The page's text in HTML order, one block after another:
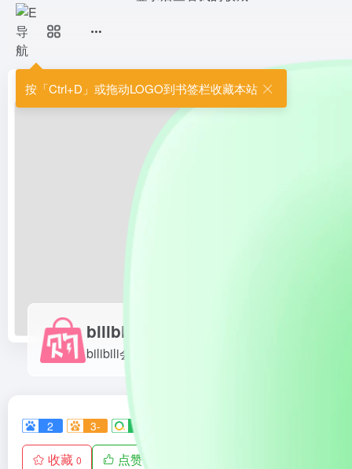
按「Ctrl+D」或拖动LOGO到书签栏收藏本站
首页 • 次元导航 • ACG周边 • bilibili会员购
bilibili会员购
2 3-
收藏 0 点赞
bilibili会员购漫展票务是二次元